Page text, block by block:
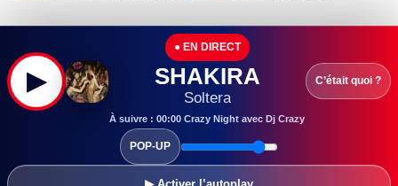
Ile-de-France : A mi-mandat,
Valérie Pécresse sillonne les
quatre coins du...
Fiona Faria 15 août 2025
Seine-et-Marne : La première
pierre de la future halle des
▶
● EN DIRECT
SHAKIRA
Soltera
À suivre : 00:00 Crazy Night avec Dj Crazy
C’était quoi ?
POP-UP